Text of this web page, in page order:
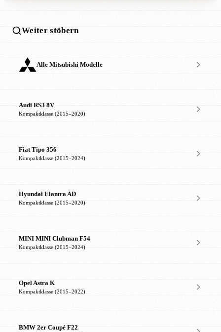
Weiter stöbern
Alle Mitsubishi Modelle
Audi RS3 8V
Kompaktklasse (2015–2020)
Fiat Tipo 356
Kompaktklasse (2015–2024)
Hyundai Elantra AD
Kompaktklasse (2015–2020)
MINI MINI Clubman F54
Kompaktklasse (2015–2024)
Opel Astra K
Kompaktklasse (2015–2022)
BMW 2er Coupé F22